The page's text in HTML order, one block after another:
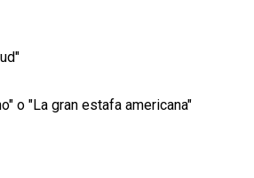
o "La gran estafa americana"